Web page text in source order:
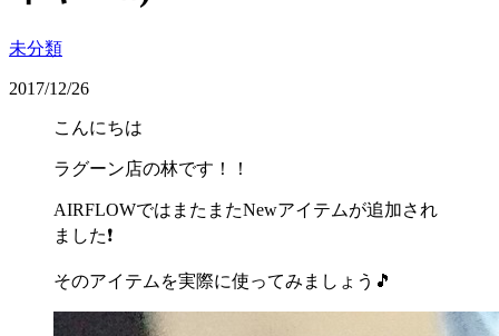
未分類
2017/12/26
こんにちは
ラグーン店の林です！！
AIRFLOWではまたまたNewアイテムが追加され
ました❗
そのアイテムを実際に使ってみましょう🎵